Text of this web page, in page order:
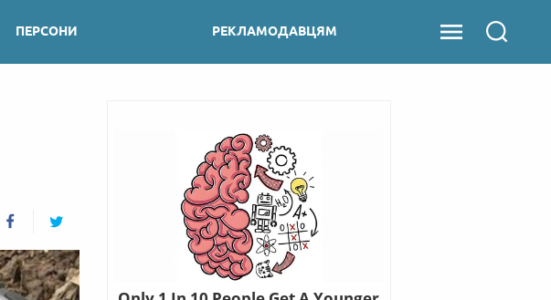
ПЕРСОНИ РЕКЛАМОДАВЦЯМ